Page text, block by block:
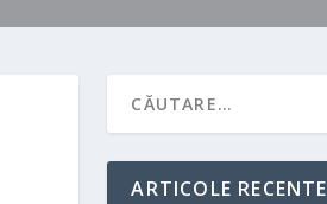
ARTICOLE RECENTE